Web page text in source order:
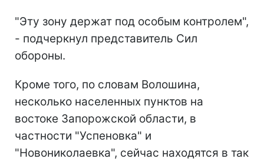
"Эту зону держат под особым контролем",
- подчеркнул представитель Сил
обороны.
Кроме того, по словам Волошина,
несколько населенных пунктов на
востоке Запорожской области, в
частности "Успеновка" и
"Новониколаевка", сейчас находятся в так